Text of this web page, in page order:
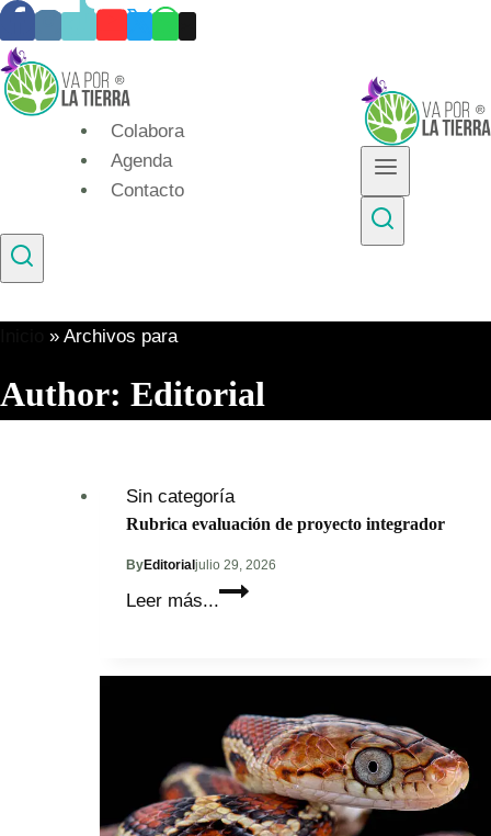
Skip
to
content
Colabora
Agenda
Contacto
» Archivos para
Author: Editorial
Sin categoría
Rubrica evaluación de proyecto integrador
ByEditorialjulio 29, 2026
Leer más...
Rubrica
proyecto